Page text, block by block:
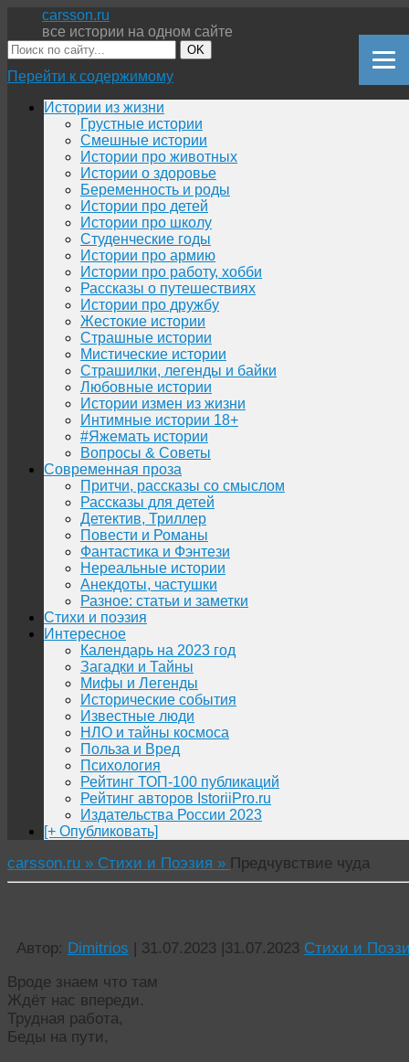
carsson.ru
все истории на одном сайте
OK
Перейти к содержимому
Истории из жизни
Грустные истории
Смешные истории
Истории про животных
Истории о здоровье
Беременность и роды
Истории про детей
Истории про школу
Студенческие годы
Истории про армию
Истории про работу, хобби
Рассказы о путешествиях
Истории про дружбу
Жестокие истории
Страшные истории
Мистические истории
Страшилки, легенды и байки
Любовные истории
Истории измен из жизни
Интимные истории 18+
#Яжемать истории
Вопросы & Советы
Современная проза
Притчи, рассказы со смыслом
Рассказы для детей
Детектив, Триллер
Повести и Романы
Фантастика и Фэнтези
Нереальные истории
Анекдоты, частушки
Разное: статьи и заметки
Стихи и поэзия
Интересное
Календарь на 2023 год
Загадки и Тайны
Мифы и Легенды
Исторические события
Известные люди
НЛО и тайны космоса
Польза и Вред
Психология
Рейтинг ТОП-100 публикаций
Рейтинг авторов IstoriiPro.ru
Издательства России 2023
[+ Опубликовать]
carsson.ru » Стихи и Поэзия » Предчувствие чуда
Автор: Dimitrios | 31.07.2023 |31.07.2023 Стихи и
Вроде знаем что там
Ждёт нас впереди.
Трудная работа,
Беды на пути,